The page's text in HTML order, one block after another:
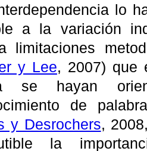
lo
a la variación
limitaciones
y Lee, 2007) que
se hayan
de
y Desrochers,
la